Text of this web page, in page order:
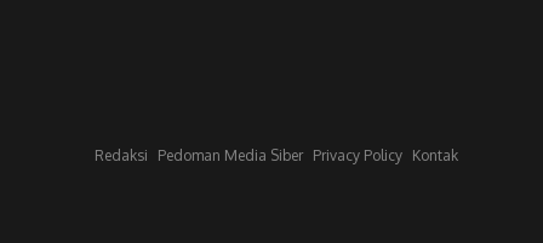
Redaksi Pedoman Media Siber Privacy Policy Kontak